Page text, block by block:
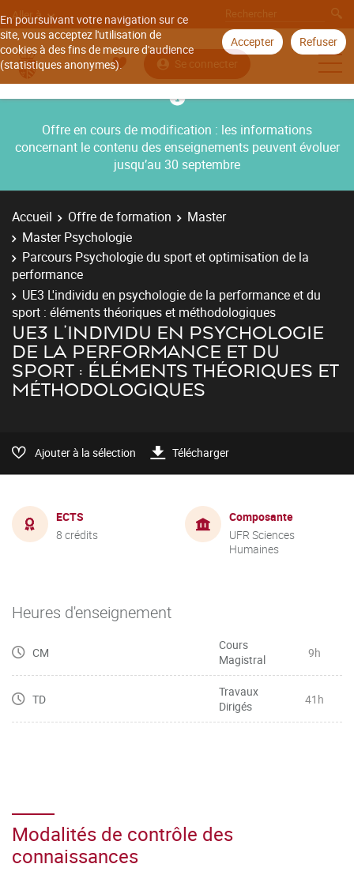
En poursuivant votre navigation sur ce
site, vous acceptez l'utilisation de
cookies à des fins de mesure d'audience
(statistiques anonymes).
Accepter Refuser
Aller à
Se connecter
Offre en cours de modification : les informations
concernant le contenu des enseignements peuvent évoluer
jusqu’au 30 septembre
Accueil Offre de formation
Master
Master Psychologie
Parcours Psychologie du sport et optimisation de la
performance
UE3 L'individu en psychologie de la performance et du
sport : éléments théoriques et méthodologiques
UE3 L'INDIVIDU EN PSYCHOLOGIE
DE LA PERFORMANCE ET DU
SPORT : ÉLÉMENTS THÉORIQUES ET
MÉTHODOLOGIQUES
Ajouter à la sélection Télécharger
ECTS
8 crédits
Composante
UFR Sciences
Humaines
Heures d'enseignement
CM
Cours
Magistral
9h
TD
Travaux
Dirigés
41h
Modalités de contrôle des
connaissances